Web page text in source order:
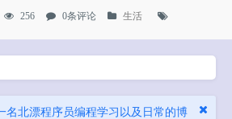
256 0条评论 生活
名北漂程序员编程学习以及日常的博